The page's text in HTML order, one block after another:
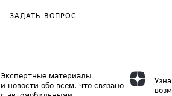
ЗАДАТЬ ВОПРОС
Экспертные материалы
и новости обо всем, что связано